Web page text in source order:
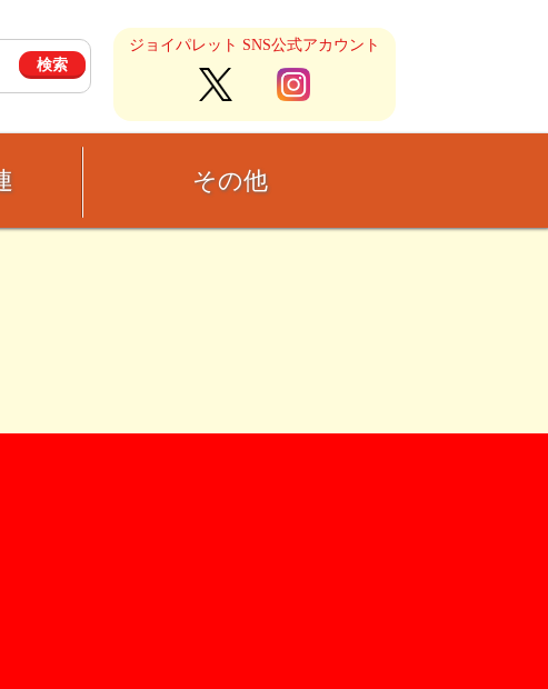
ジョイパレット SNS公式アカウント
その他